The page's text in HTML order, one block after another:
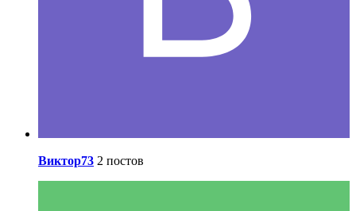
Виктор73 2 постов